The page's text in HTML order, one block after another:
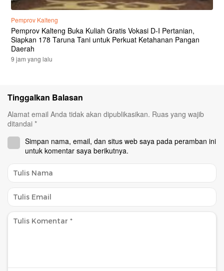
Pemprov Kalteng
Pemprov Kalteng Buka Kuliah Gratis Vokasi D-I Pertanian,
Siapkan 178 Taruna Tani untuk Perkuat Ketahanan Pangan
Daerah
9 jam yang lalu
Tinggalkan Balasan
Alamat email Anda tidak akan dipublikasikan. Ruas yang wajib
ditandai *
Simpan nama, email, dan situs web saya pada peramban ini
untuk komentar saya berikutnya.